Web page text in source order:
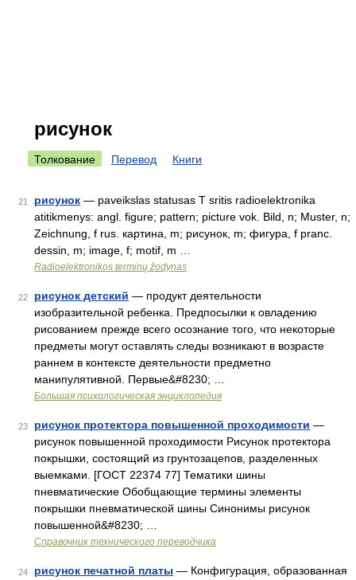
рисунок
Толкование Перевод Книги
21 рисунок — paveikslas statusas T sritis radioelektronika
atitikmenys: angl. figure; pattern; picture vok. Bild, n; Muster, n;
Zeichnung, f rus. картина, m; рисунок, m; фигура, f pranc.
dessin, m; image, f; motif, m …
Radioelektronikos terminų žodynas
22 рисунок детский — продукт деятельности
изобразительной ребенка. Предпосылки к овладению
рисованием прежде всего осознание того, что некоторые
предметы могут оставлять следы возникают в возрасте
раннем в контексте деятельности предметно
манипулятивной. Первые&#8230; …
Большая психологическая энциклопедия
23 рисунок протектора повышенной проходимости —
рисунок повышенной проходимости Рисунок протектора
покрышки, состоящий из грунтозацепов, разделенных
выемками. [ГОСТ 22374 77] Тематики шины
пневматические Обобщающие термины элементы
покрышки пневматической шины Синонимы рисунок
повышенной&#8230; …
Справочник технического переводчика
24 рисунок печатной платы — Конфигурация, образованная